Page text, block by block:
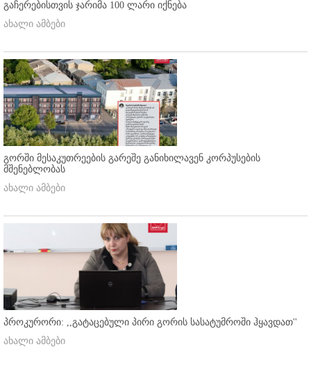
გაჩერებისთვის ჯარიმა 100 ლარი იქნება
ახალი ამბები
გორში მესაკუთრეების გარეშე განიხილავენ კორპუსების
მშენებლობას
ახალი ამბები
პროკურორი: ,,გატაცებული პირი გორის სასატუმროში ჰყავდათ''
ახალი ამბები